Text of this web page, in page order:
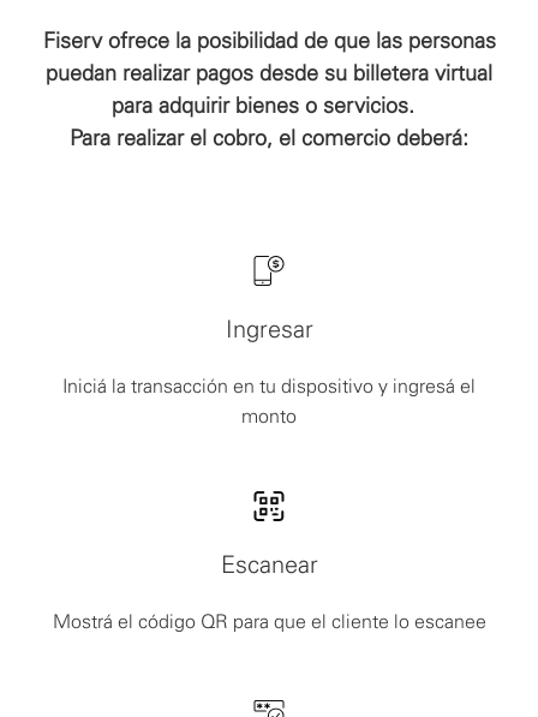
Fiserv ofrece la posibilidad de que las personas
puedan realizar pagos desde su billetera virtual
para adquirir bienes o servicios.
Para realizar el cobro, el comercio deberá:
Ingresar
Iniciá la transacción en tu dispositivo y ingresá el
monto
Escanear
Mostrá el código QR para que el cliente lo escanee